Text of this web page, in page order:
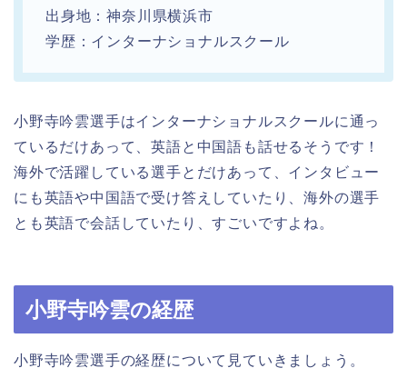
出身地：神奈川県横浜市
学歴：インターナショナルスクール
小野寺吟雲選手はインターナショナルスクールに通っ
ているだけあって、英語と中国語も話せるそうです！
海外で活躍している選手とだけあって、インタビュー
にも英語や中国語で受け答えしていたり、海外の選手
とも英語で会話していたり、すごいですよね。
小野寺吟雲の経歴
小野寺吟雲選手の経歴について見ていきましょう。